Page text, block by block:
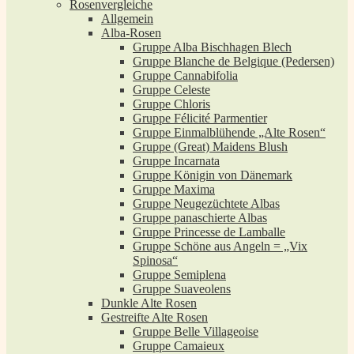
Rosenvergleiche
Allgemein
Alba-Rosen
Gruppe Alba Bischhagen Blech
Gruppe Blanche de Belgique (Pedersen)
Gruppe Cannabifolia
Gruppe Celeste
Gruppe Chloris
Gruppe Félicité Parmentier
Gruppe Einmalblühende „Alte Rosen“
Gruppe (Great) Maidens Blush
Gruppe Incarnata
Gruppe Königin von Dänemark
Gruppe Maxima
Gruppe Neugezüchtete Albas
Gruppe panaschierte Albas
Gruppe Princesse de Lamballe
Gruppe Schöne aus Angeln = „Vix
Spinosa“
Gruppe Semiplena
Gruppe Suaveolens
Dunkle Alte Rosen
Gestreifte Alte Rosen
Gruppe Belle Villageoise
Gruppe Camaieux